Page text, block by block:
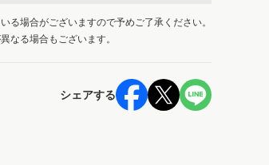
場合がございますので予めご了承ください。
なる場合もございます。
シェアする